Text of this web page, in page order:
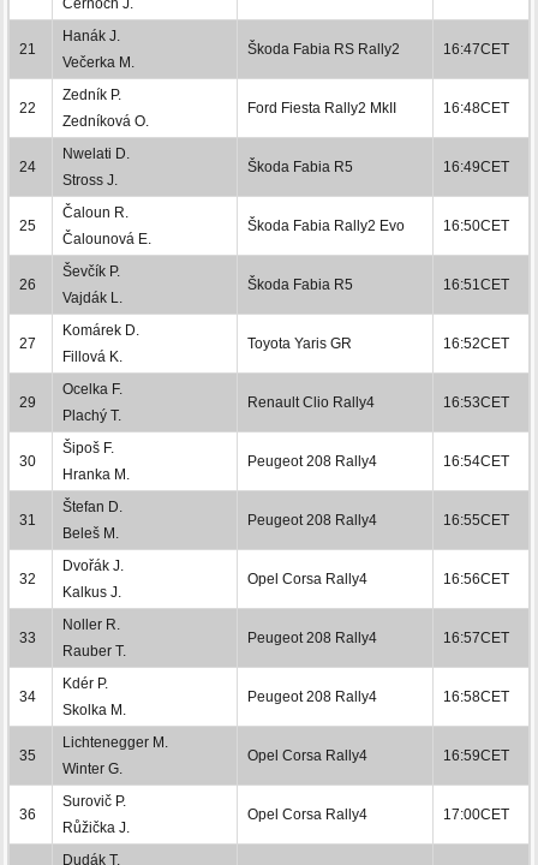
Černoch J.
21
Hanák J.
Večerka M.
Škoda Fabia RS Rally2 16:47CET
22
Zedník P.
Zedníková O.
Ford Fiesta Rally2 MkII 16:48CET
24
Nwelati D.
Stross J.
Škoda Fabia R5 16:49CET
25
Čaloun R.
Čalounová E.
Škoda Fabia Rally2 Evo 16:50CET
26
Ševčík P.
Vajdák L.
Škoda Fabia R5 16:51CET
27
Komárek D.
Fillová K.
Toyota Yaris GR 16:52CET
29
Ocelka F.
Plachý T.
Renault Clio Rally4 16:53CET
30
Šipoš F.
Hranka M.
Peugeot 208 Rally4 16:54CET
31
Štefan D.
Beleš M.
Peugeot 208 Rally4 16:55CET
32
Dvořák J.
Kalkus J.
Opel Corsa Rally4 16:56CET
33
Noller R.
Rauber T.
Peugeot 208 Rally4 16:57CET
34
Kdér P.
Skolka M.
Peugeot 208 Rally4 16:58CET
35
Lichtenegger M.
Winter G.
Opel Corsa Rally4 16:59CET
36
Surovič P.
Růžička J.
Opel Corsa Rally4 17:00CET
Dudák T.